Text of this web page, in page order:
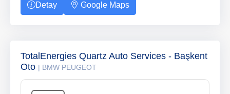
Detay Google Maps
TotalEnergies Quartz Auto Services - Başkent
Oto | BMW PEUGEOT